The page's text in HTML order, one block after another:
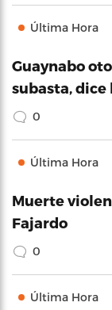
Última Hora
Guaynabo
subasta, dice
0
Última Hora
Muerte
Fajardo
0
Última Hora